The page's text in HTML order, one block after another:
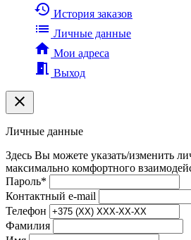
history История заказов
list Личные данные
home Мои адреса
meeting_room Выход
clear
Личные данные
Здесь Вы можете указать/изменить
максимально комфортного
Пароль*
Контактный e-mail
Телефон
Фамилия